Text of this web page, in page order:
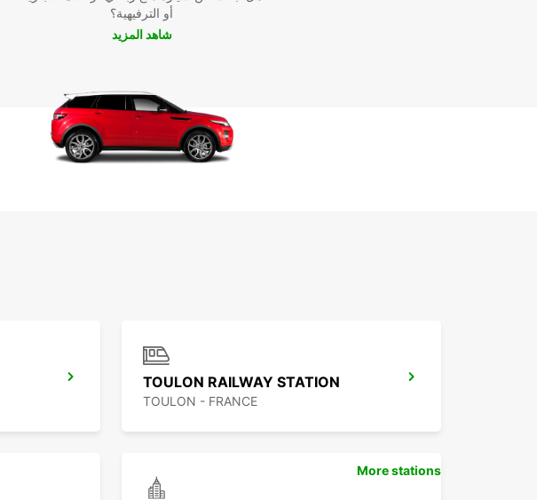
أو الترفيهية؟
شاهد المزيد
TOULON RAILWAY STATION
TOULON - FRANCE
More stations